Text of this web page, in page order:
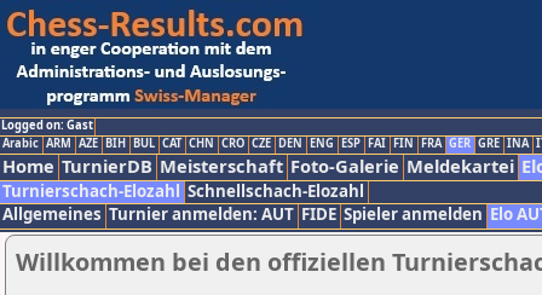
Logged on: Gast
Arabic ARM AZE BIH BUL CAT CHN CRO CZE DEN ENG ESP FAI FIN FRA GER GRE INA
Home TurnierDB Meisterschaft Foto-Galerie Meldekartei
Turnierschach-Elozahl Schnellschach-Elozahl
Allgemeines Turnier anmelden: AUT FIDE Spieler anmelden Elo
Willkommen bei den offiziellen